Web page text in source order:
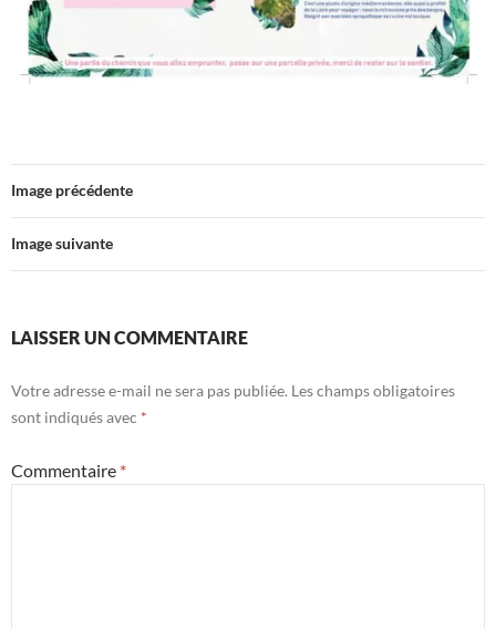
Image précédente
Image suivante
LAISSER UN COMMENTAIRE
Votre adresse e-mail ne sera pas publiée. Les champs obligatoires
sont indiqués avec *
Commentaire *